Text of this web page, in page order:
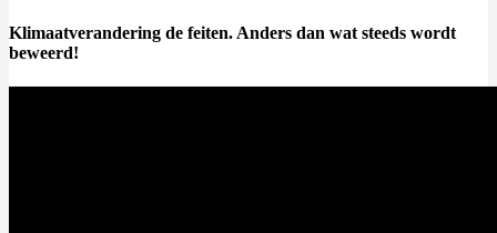
Klimaatverandering de feiten. Anders dan wat steeds wordt
beweerd!